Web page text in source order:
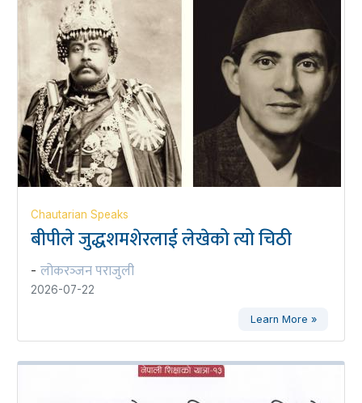
Chautarian Speaks
बीपीले जुद्धशमशेरलाई लेखेको त्यो चिठी
- लोकरञ्‍जन पराजुली
2026-07-22
Learn More »